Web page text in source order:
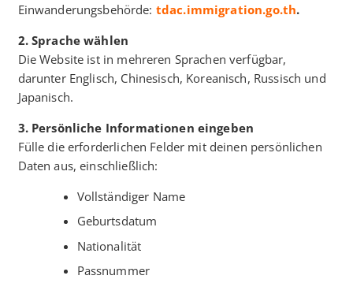
Einwanderungsbehörde: tdac.immigration.go.th.
2. Sprache wählen
Die Website ist in mehreren Sprachen verfügbar,
darunter Englisch, Chinesisch, Koreanisch, Russisch und
Japanisch.
3. Persönliche Informationen eingeben
Fülle die erforderlichen Felder mit deinen persönlichen
Daten aus, einschließlich:
Vollständiger Name
Geburtsdatum
Nationalität
Passnummer